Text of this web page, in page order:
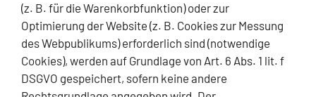
(z. B. für die Warenkorbfunktion) oder zur
Optimierung der Website (z. B. Cookies zur Messung
des Webpublikums) erforderlich sind (notwendige
Cookies), werden auf Grundlage von Art. 6 Abs. 1 lit. f
DSGVO gespeichert, sofern keine andere